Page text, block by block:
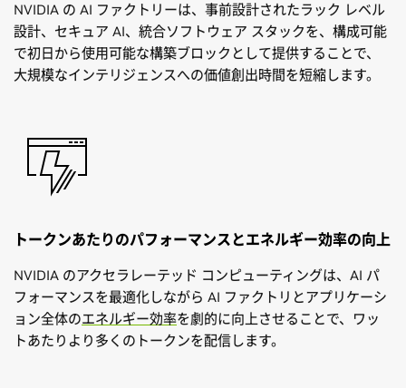
NVIDIA の AI ファクトリーは、事前設計されたラック レベル
設計、セキュア AI、統合ソフトウェア スタックを、構成可能
で初日から使用可能な構築ブロックとして提供することで、
大規模なインテリジェンスへの価値創出時間を短縮します。
トークンあたりのパフォーマンスとエネルギー効率の向上
NVIDIA のアクセラレーテッド コンピューティングは、AI パ
フォーマンスを最適化しながら AI ファクトリとアプリケーシ
ョン全体のエネルギー効率を劇的に向上させることで、ワッ
トあたりより多くのトークンを配信します。